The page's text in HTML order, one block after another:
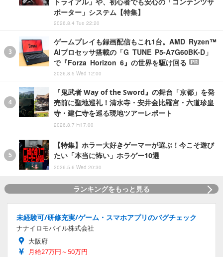
トライアル」や、初心者でも安心の「コンテンツサ
ポーター」システム【特集】
2026.8.4 Tue 22:20
ゲームプレイも録画配信もこれ1台。AMD Ryzen™
AIプロセッサ搭載の「G TUNE P5-A7G60BK-D」
で『Forza Horizon 6』の世界を駆け回る
PR
2026.8.5 Wed 12:00
『鬼武者 Way of the Sword』の舞台「京都」を発
売前に聖地巡礼！清水寺・安井金比羅宮・六道珍皇
寺・建仁寺を巡る現地ツアーレポート
2026.8.7 Fri 7:00
【特集】ホラー大好きゲーマーが選ぶ！今こそ遊び
たい「本当に怖い」ホラゲー10選
2026.5.6 Wed 20:30
ランキングをもっと見る
未経験可/研修充実/ゲーム・スマホアプリのバグチェック
ナナイロモバイル株式会社
大阪府
月給27万円～50万円